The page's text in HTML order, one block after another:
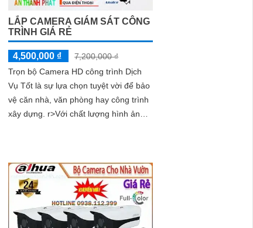
LẮP CAMERA GIÁM SÁT CÔNG
TRÌNH GIÁ RẺ
4,500,000 ₫
7,200,000 ₫
Trọn bộ Camera HD công trình Dịch
Vụ Tốt là sự lựa chọn tuyệt vời để bảo
vệ căn nhà, văn phòng hay công trình
xây dựng. r>Với chất lượng hình ảnh